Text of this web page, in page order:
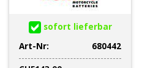
sofort lieferbar
Art-Nr:
680442